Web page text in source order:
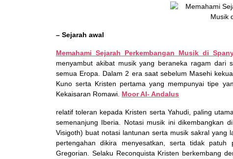
– Sejarah awal
Memahami Sejarah Perkembangan Musik di
menyambut akibat musik yang beraneka ragam dari
semua Eropa. Dalam 2 era saat sebelum Masehi
Kuno serta Kristen pertama yang mempunyai tipe
Kekaisaran Romawi. Moor Al- Andalus
relatif toleran kepada Kristen serta Yahudi, paling
semenanjung Iberia. Notasi musik ini dikembangkan
Visigoth) buat notasi lantunan serta musik sakral yang
pertengahan dikira menyesatkan, serta tidak patuh
Gregorian. Selaku Reconquista Kristen berkembang